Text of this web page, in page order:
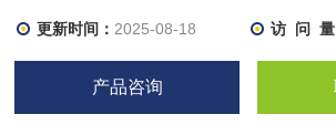
更新时间： 2025-08-18 访 问 量
产品咨询